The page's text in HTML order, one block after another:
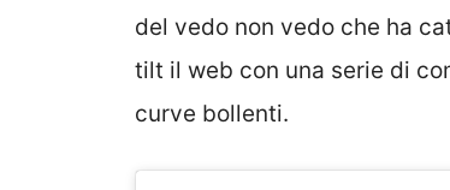
del vedo non vedo che ha
tilt il web con una serie di
curve bollenti.